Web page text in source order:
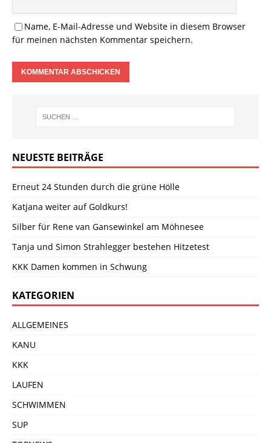
Name, E-Mail-Adresse und Website in diesem Browser
für meinen nächsten Kommentar speichern.
NEUESTE BEITRÄGE
Erneut 24 Stunden durch die grüne Hölle
Katjana weiter auf Goldkurs!
Silber für Rene van Gansewinkel am Möhnesee
Tanja und Simon Strahlegger bestehen Hitzetest
KKK Damen kommen in Schwung
KATEGORIEN
ALLGEMEINES
KANU
KKK
LAUFEN
SCHWIMMEN
SUP